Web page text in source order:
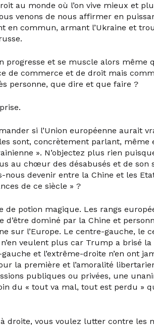
au monde où l’on vive mieux et
venons de nous affirmer en
en commun, armant l’Ukraine et
progresse et se muscle alors même
de commerce et de droit mais
personne, que dire et que faire ?
si l’Union européenne aurait
sont, concrètement parlant, même
». N’objectez plus rien
au chœur des désabusés et de son
nous devenir entre la Chine et les
de ce siècle » ?
de potion magique. Les rangs
d’être dominé par la Chine et
sur l’Europe. Le centre-gauche, le
veulent plus car Trump a brisé
et l’extrême-droite n’en ont
la première et l’amoralité
publiques ou privées, une
du « tout va mal, tout est perdu »
droite, vous voulez lutter contre les